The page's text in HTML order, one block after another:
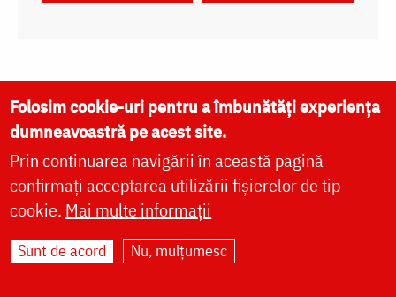
VIAȚA BISERICII
CUVINTE DUHOVNICEȘTI
FAMILIE
LITURGICĂ
BIBLIOTECĂ
Folosim cookie-uri pentru a îmbunătăți experiența
dumneavoastră pe acest site.
Prin continuarea navigării în această pagină
confirmați acceptarea utilizării fișierelor de tip
cookie. Mai multe informații
Sunt de acord Nu, mulțumesc